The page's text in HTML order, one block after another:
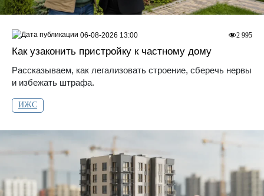
Как узаконить пристройку к частному дому
Рассказываем, как легализовать строение, сберечь нервы
и избежать штрафа.
ИЖС
2 995
06-08-2026 13:00